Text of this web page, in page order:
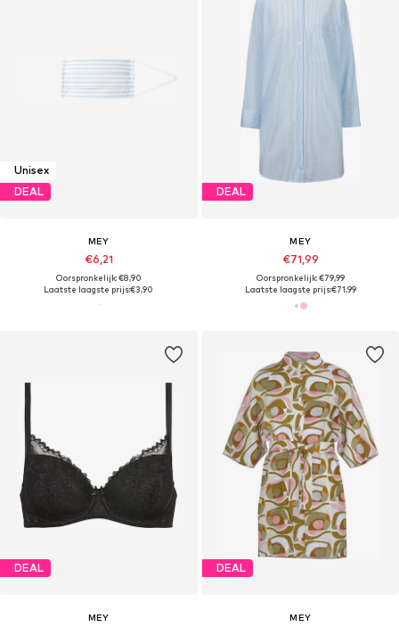
Unisex
DEAL
MEY
€6,21
Oorspronkelijk: €8,90
Laatste laagste prijs:€3,90
DEAL
MEY
€71,99
Oorspronkelijk: €79,99
Laatste laagste prijs:€71,99
DEAL
MEY
DEAL
MEY